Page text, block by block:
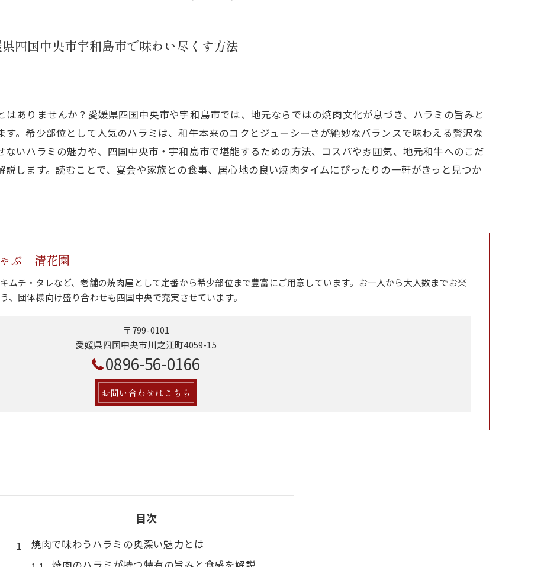
四国中央市宇和島市で味わい尽くす方法
ありませんか？愛媛県四国中央市や宇和島市では、地元ならではの焼肉文化が息づき、ハラミの旨みと
。希少部位として人気のハラミは、和牛本来のコクとジューシーさが絶妙なバランスで味わえる贅沢な
いハラミの魅力や、四国中央市・宇和島市で堪能するための方法、コスパや雰囲気、地元和牛へのこだ
します。読むことで、宴会や家族との食事、居心地の良い焼肉タイムにぴったりの一軒がきっと見つか
ぶ 清花園
ムチ・タレなど、老舗の焼肉屋として定番から希少部位まで豊富にご用意しています。お一人から大人数までお楽
、団体様向け盛り合わせも四国中央で充実させています。
〒799-0101
愛媛県四国中央市川之江町4059-15
0896-56-0166
お問い合わせはこちら
目次
焼肉で味わうハラミの奥深い魅力とは